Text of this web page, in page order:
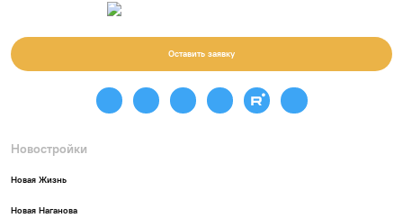
Новостройки
Новая Жизнь
Новая Наганова
Оставить заявку